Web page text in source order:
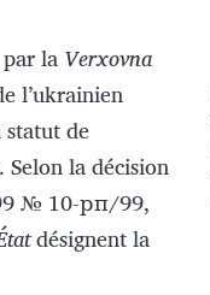
la Verxovna
l’ukrainien
de
la décision
№ 10-рп/99,
désignent la